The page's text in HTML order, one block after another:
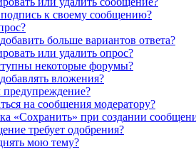
к своему сообщению?
больше вариантов ответа?
или удалить опрос?
некоторые форумы?
вложения?
на сообщения модератору?
«Сохранить» при создании
требует одобрения?
мою тему?